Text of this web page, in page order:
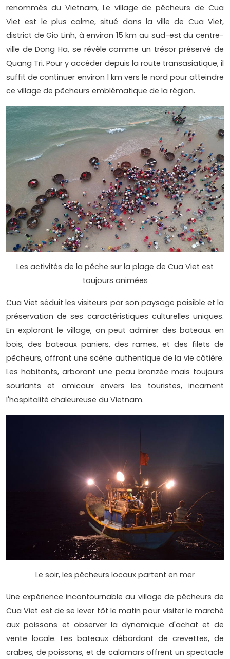
renommés du Vietnam, Le village de pêcheurs de Cua
Viet est le plus calme, situé dans la ville de Cua Viet,
district de Gio Linh, à environ 15 km au sud-est du centre-
ville de Dong Ha, se révèle comme un trésor préservé de
Quang Tri. Pour y accéder depuis la route transasiatique, il
suffit de continuer environ 1 km vers le nord pour atteindre
ce village de pêcheurs emblématique de la région.
Les activités de la pêche sur la plage de Cua Viet est
toujours animées
Cua Viet séduit les visiteurs par son paysage paisible et la
préservation de ses caractéristiques culturelles uniques.
En explorant le village, on peut admirer des bateaux en
bois, des bateaux paniers, des rames, et des filets de
pêcheurs, offrant une scène authentique de la vie côtière.
Les habitants, arborant une peau bronzée mais toujours
souriants et amicaux envers les touristes, incarnent
l'hospitalité chaleureuse du Vietnam.
Le soir, les pêcheurs locaux partent en mer
Une expérience incontournable au village de pêcheurs de
Cua Viet est de se lever tôt le matin pour visiter le marché
aux poissons et observer la dynamique d'achat et de
vente locale. Les bateaux débordant de crevettes, de
crabes, de poissons, et de calamars offrent un spectacle